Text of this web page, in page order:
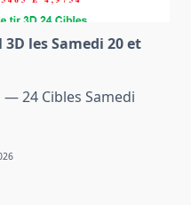
les Samedi 20 et
24 Cibles Samedi